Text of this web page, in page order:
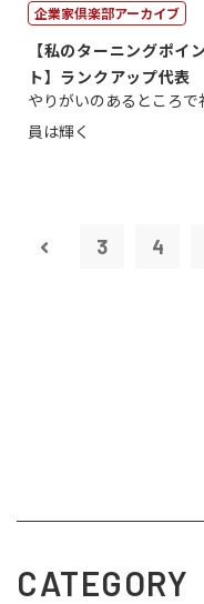
企業家倶楽部アーカイブ
【私のターニングポイン
ト】ランクアップ代
崎裕美子
やりがいのあるところで
員は輝く
3 4
CATEGORY